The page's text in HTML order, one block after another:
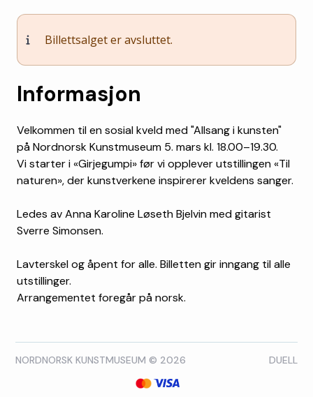
Billettsalget er avsluttet.
Informasjon
Velkommen til en sosial kveld med "Allsang i kunsten"
på Nordnorsk Kunstmuseum 5. mars kl. 18.00–19.30.
Vi starter i «Girjegumpi» før vi opplever utstillingen «Til
naturen», der kunstverkene inspirerer kveldens sanger.
Ledes av Anna Karoline Løseth Bjelvin med gitarist
Sverre Simonsen.
Lavterskel og åpent for alle. Billetten gir inngang til alle
utstillinger.
Arrangementet foregår på norsk.
NORDNORSK KUNSTMUSEUM © 2026 DUELL